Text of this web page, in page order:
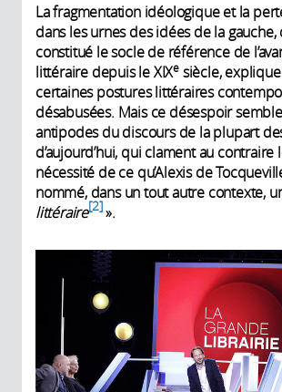
La fragmentation idéologique et la
dans les urnes des idées de la gauche,
constitué le socle de référence de
littéraire depuis le XIXe siècle,
certaines postures littéraires
désabusées. Mais ce désespoir
antipodes du discours de la plupart
d’aujourd’hui, qui clament au contraire
nécessité de ce qu’Alexis de
nommé, dans un tout autre contexte,
littéraire 2 ».